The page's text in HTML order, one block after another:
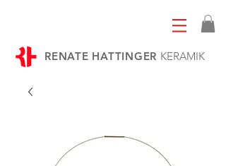
RENATE HATTINGER KERAMIK